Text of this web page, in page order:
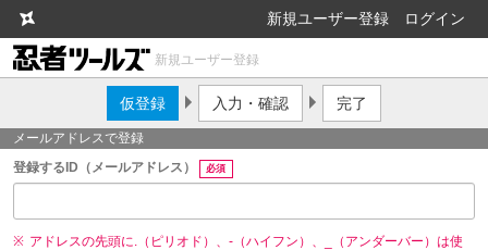
新規ユーザー登録 ログイン
新規ユーザー登録
仮登録 入力・確認 完了
メールアドレスで登録
登録するID（メールアドレス）
必須
アドレスの先頭に.（ピリオド）、-（ハイフン）、_（アンダーバー）は使